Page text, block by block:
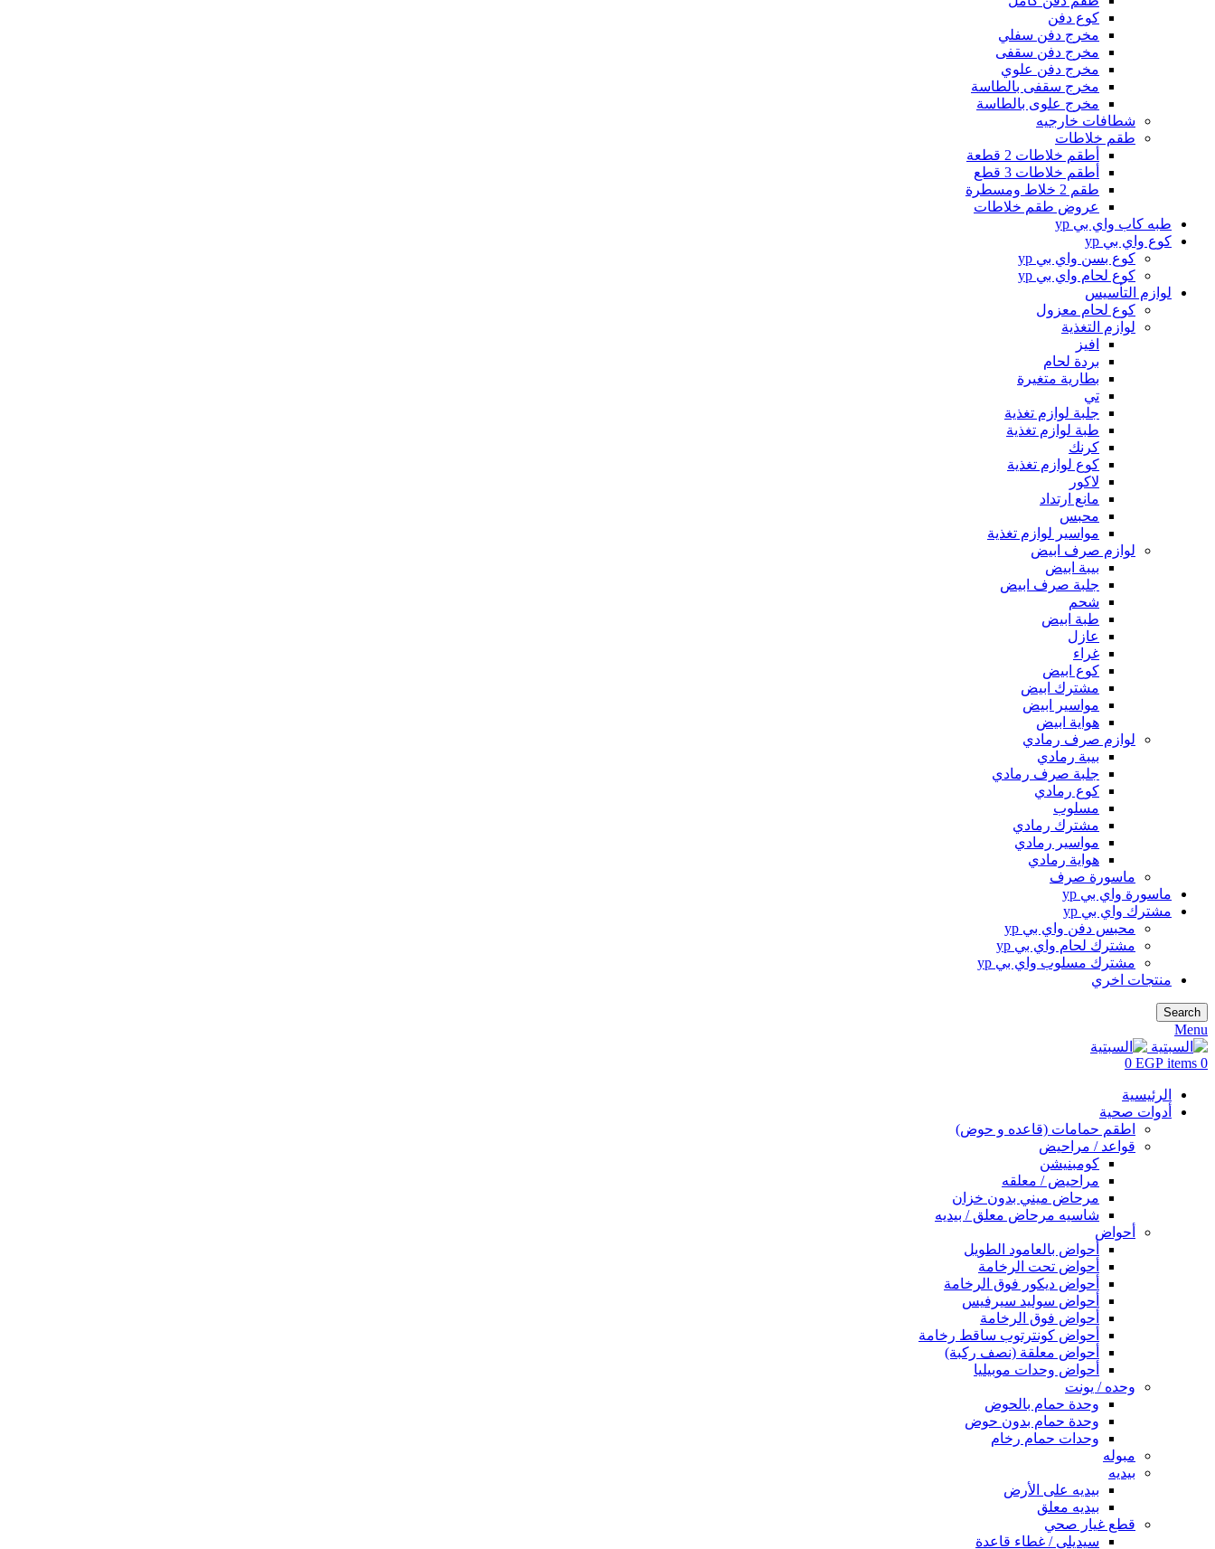
كوع دفن
مخرج دفن سفلي
مخرج دفن سقفى
مخرج دفن علوي
مخرج سقفى بالطاسة
مخرج علوى بالطاسة
شطافات خارجيه
طقم خلاطات
أطقم خلاطات 2 قطعة
أطقم خلاطات 3 قطع
طقم 2 خلاط ومسطرة
عروض طقم خلاطات
طبه كاب واي بي yp
كوع واي بي yp
كوع بسن واي بي yp
كوع لحام واي بي yp
لوازم التأسيس
كوع لحام معزول
لوازم التغذية
افيز
بردة لحام
بطارية متغيرة
تي
جلبة لوازم تغذية
طبة لوازم تغذية
كرنك
كوع لوازم تغذية
لاكور
مانع ارتداد
محبس
مواسير لوازم تغذية
لوازم صرف ابيض
بيبة ابيض
جلبة صرف ابيض
شحم
طبة ابيض
عازل
غراء
كوع ابيض
مشترك ابيض
مواسير ابيض
هواية ابيض
لوازم صرف رمادي
بيبة رمادي
جلبة صرف رمادي
كوع رمادي
مسلوب
مشترك رمادي
مواسير رمادي
هواية رمادي
ماسورة صرف
ماسورة واي بي yp
مشترك واي بي yp
محبس دفن واي بي yp
مشترك لحام واي بي yp
مشترك مسلوب واي بي yp
منتجات اخري
Search
Menu
0
items
0 EGP
الرئيسية
أدوات صحية
اطقم حمامات (قاعده و حوض)
قواعد / مراحيض
كومبنيشن
مراحيض / معلقه
مرحاض ميني بدون خزان
شاسيه مرحاض معلق / بيديه
أحواض
أحواض بالعامود الطويل
أحواض تحت الرخامة
أحواض ديكور فوق الرخامة
أحواض سوليد سيرفيس
أحواض فوق الرخامة
أحواض كونترتوب ساقط رخامة
أحواض معلقة (نصف ركبة)
أحواض وحدات موبيليا
وحده / يونت
وحدة حمام بالحوض
وحدة حمام بدون حوض
وحدات حمام رخام
مبوله
بيديه
بيديه على الأرض
بيديه معلق
قطع غيار صحي
سيديلى / غطاء قاعدة